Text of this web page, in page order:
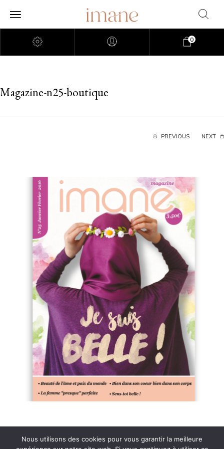
0
Magazine-n25-boutique
PREVIOUS NEXT
Nous utilisons des cookies pour vous garantir la meilleure